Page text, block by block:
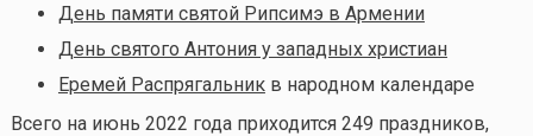
День памяти святой Рипсимэ в Армении
День святого Антония у западных христиан
Еремей Распрягальникв народном календаре
Всего на июнь 2022 года приходится 249 праздников,